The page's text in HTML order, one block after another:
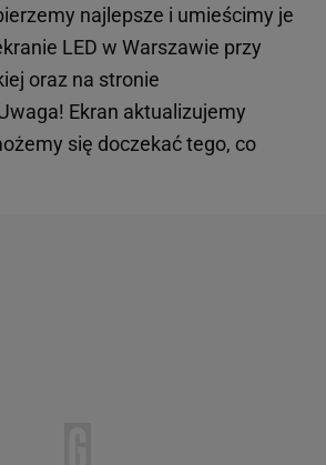
najlepsze i umieścimy je
LED w Warszawie przy
oraz na stronie
Ekran aktualizujemy
się doczekać tego, co